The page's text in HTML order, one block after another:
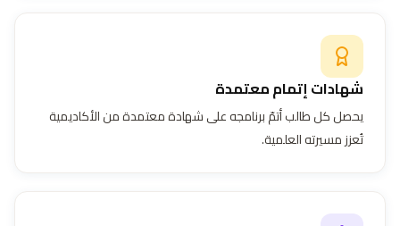
شهادات إتمام معتمدة
يحصل كل طالب أتمّ برنامجه على شهادة معتمدة من الأكاديمية
تُعزز مسيرته العلمية.